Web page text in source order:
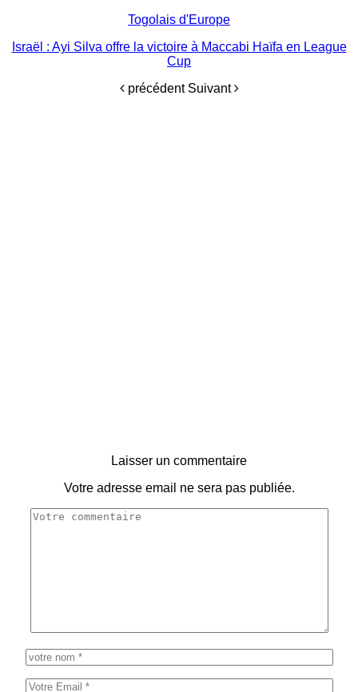
Togolais d'Europe
Israël : Ayi Silva offre la victoire à Maccabi Haïfa en League
Cup
précédent Suivant
Laisser un commentaire
Votre adresse email ne sera pas publiée.